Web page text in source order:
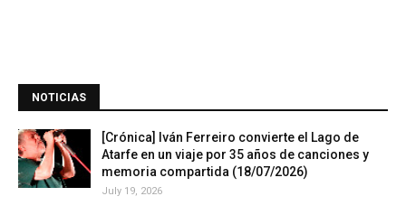
NOTICIAS
[Crónica] Iván Ferreiro convierte el Lago de
Atarfe en un viaje por 35 años de canciones y
memoria compartida (18/07/2026)
July 19, 2026